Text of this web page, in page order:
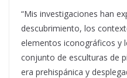
“Mis investigaciones han
descubrimiento, los
elementos iconográficos y
conjunto de esculturas de
era prehispánica y